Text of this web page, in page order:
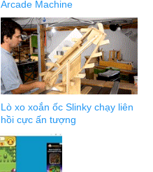
Arcade Machine
Lò xo xoắn ốc Slinky chạy liên
hồi cực ấn tượng